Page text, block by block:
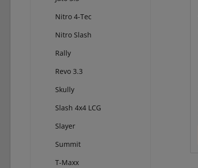
Nitro 4-Tec
Nitro Slash
Rally
Revo 3.3
Skully
Slash 4x4 LCG
Slayer
Summit
T-Maxx